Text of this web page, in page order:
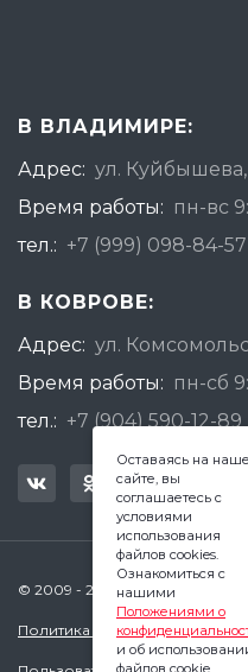
В ВЛАДИМИРЕ:
Адрес: ул.
Время работы: пн-вс
тел.: +7 (999) 098-84-57
В КОВРОВЕ:
Адрес: ул.
Время работы: пн-сб
тел.: +7 (904) 590-12-89
© 2009 - 2026 Квадратный
Политика
Оставаясь на
сайте, вы
соглашаетесь с
условиями
использования
файлов cookies.
Ознакомиться с
нашими
Положениями о
и об
файлов cookie.